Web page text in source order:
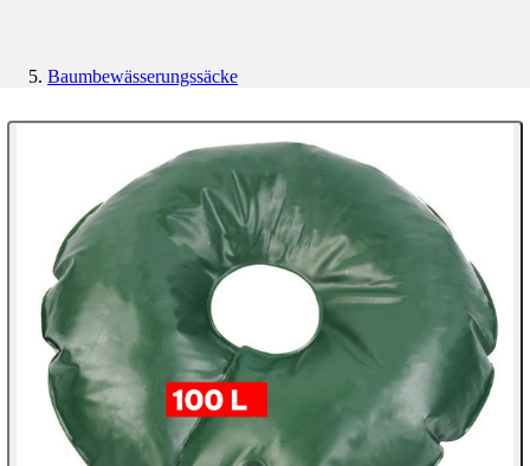
Baumbewässerungssäcke